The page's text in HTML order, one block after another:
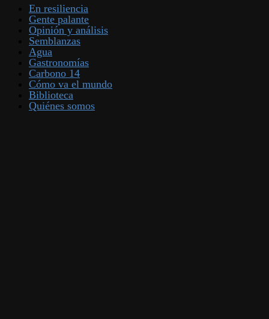
En resiliencia
Gente palante
Opinión y análisis
Semblanzas
Agua
Gastronomías
Carbono 14
Cómo va el mundo
Biblioteca
Quiénes somos